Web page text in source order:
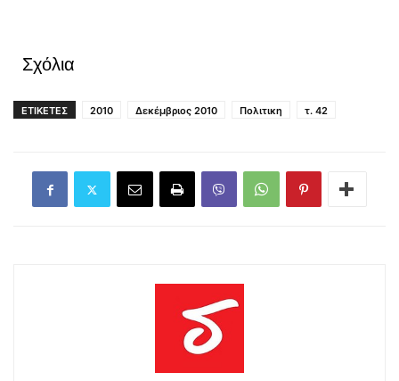
Σχόλια
ΕΤΙΚΕΤΕΣ 2010 Δεκέμβριος 2010 Πολιτικη τ. 42